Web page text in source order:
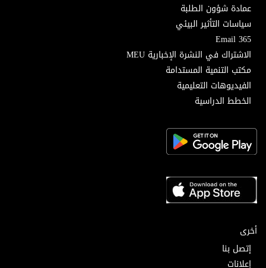
عمادة شؤون الطلبة
سياسات التأثير البيئي
Email 365
الاشتراك في النشرة الإخبارية MEU
مكتب التنمية المستدامة
الفيديوهات التعليمية
الخطط الدراسية
أخرى
إتصل بنا
إعلانات